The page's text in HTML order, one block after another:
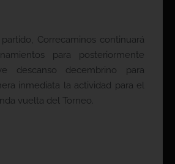
Correcaminos continuará
para posteriormente
descanso decembrino para
inmediata la actividad para el
vuelta del Torneo.